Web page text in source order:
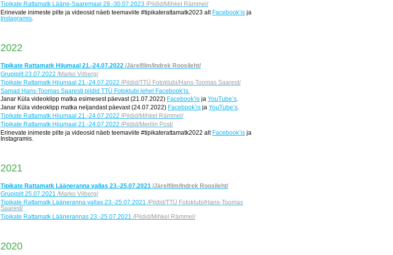
Tipikate Rattamatk Lääne-Saaremaal 28.-30.07.2023 /Pildid/Mihkel Rämmel/
Erinevate inimeste pilte ja videosid näeb teemaviite #tipikaterattamatk2023 alt Facebook’is ja
Instagramis.
2022
Tipikate Rattamatk Hiiumaal 21.-24.07.2022 /Järelfilm/Indrek Roosileht/
Grupipilt 23.07.2022 /Marko Vilberg/
Tipikate Rattamatk Hiiumaal 21.-24.07.2022 /Pildid/TTÜ Fotoklubi/Hans-Toomas Saarest/
Samad Hans-Toomas Saaresti pildid TTÜ Fotoklubi lehel Facebook’is.
Janar Küla videoklipp matka esimesest päevast (21.07.2022) Facebook’is ja YouTube’s.
Janar Küla videoklipp matka neljandast päevast (24.07.2022) Facebook’is ja YouTube’s.
Tipikate Rattamatk Hiiumaal 21.-24.07.2022 /Pildid/Mihkel Rämmel/
Tipikate Rattamatk Hiiumaal 21.-24.07.2022 /Pildid/Merilin Post/
Erinevate inimeste pilte ja videosid näeb teemaviite #tipikaterattamatk2022 alt Facebook’is ja
Instagramis.
2021
Tipikate Rattamatk Lääneranna vallas 23.-25.07.2021 /Järelfilm/Indrek Roosileht/
Grupipilt 25.07.2021 /Marko Vilberg/
Tipikate Rattamatk Lääneranna vallas 23.-25.07.2021 /Pildid/TTÜ Fotoklubi/Hans-Toomas
Saarest/
Tipikate Rattamatk Läänerannas 23.-25.07.2021 /Pildid/Mihkel Rämmel/
2020